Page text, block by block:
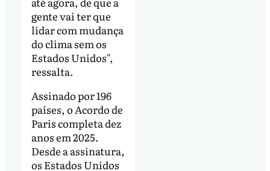
gente vai ter que
lidar com mudança
do clima sem os
Estados Unidos",
ressalta.
Assinado por 196
países, o Acordo de
Paris completa dez
anos em 2025.
Desde a assinatura,
os Estados Unidos